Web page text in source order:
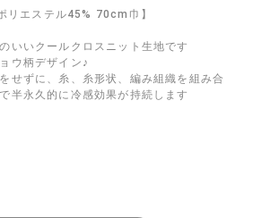
リエステル45% 70cm巾】
いいクールクロスニット生地です
ウ柄デザイン♪
せずに、糸、糸形状、編み組織を組み合
半永久的に冷感効果が持続します